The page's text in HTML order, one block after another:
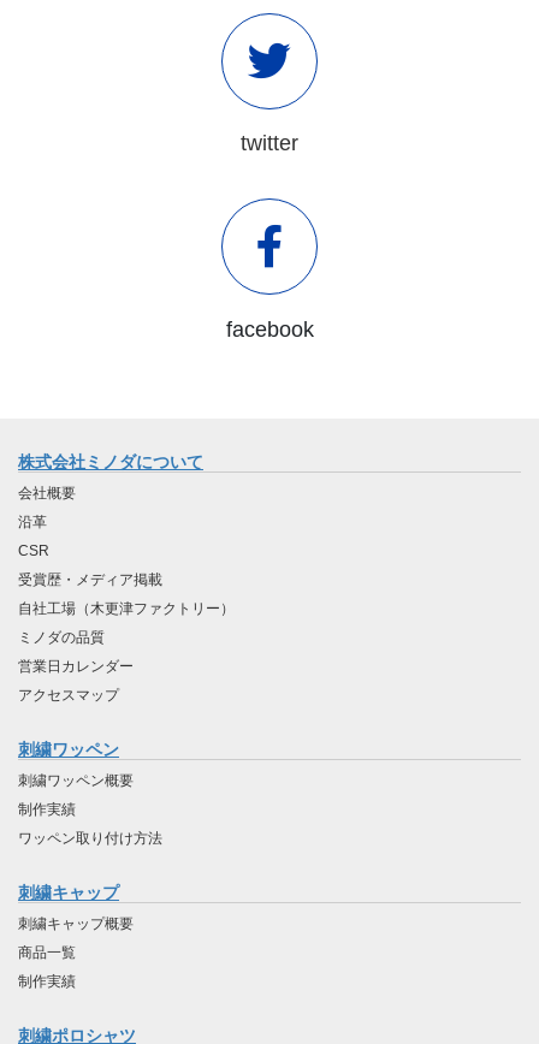
twitter
facebook
株式会社ミノダについて
会社概要
沿革
CSR
受賞歴・メディア掲載
自社工場（木更津ファクトリー）
ミノダの品質
営業日カレンダー
アクセスマップ
刺繍ワッペン
刺繍ワッペン概要
制作実績
ワッペン取り付け方法
刺繍キャップ
刺繍キャップ概要
商品一覧
制作実績
刺繍ポロシャツ